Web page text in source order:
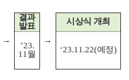
→
결과
발표
→
시상식 개최
’23.
11 월 ‘23.11.22(예정)